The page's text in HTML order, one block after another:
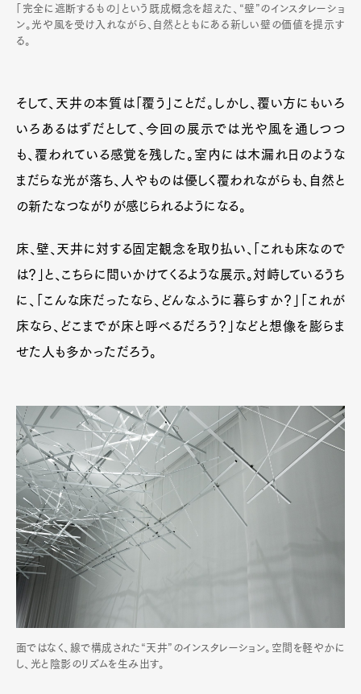
「完全に遮断するもの」という既成概念を超えた、“壁”のインスタレーショ
ン。光や風を受け入れながら、自然とともにある新しい壁の価値を提示す
る。
そして、天井の本質は「覆う」ことだ。しかし、覆い方にもいろ
いろあるはずだとして、今回の展示では光や風を通しつつ
も、覆われている感覚を残した。室内には木漏れ日のような
まだらな光が落ち、人やものは優しく覆われながらも、自然と
の新たなつながりが感じられるようになる。
床、壁、天井に対する固定観念を取り払い、「これも床なので
は？」と、こちらに問いかけてくるような展示。対峙しているうち
に、「こんな床だったなら、どんなふうに暮らすか？」「これが
床なら、どこまでが床と呼べるだろう？」などと想像を膨らま
せた人も多かっただろう。
面ではなく、線で構成された“天井”のインスタレーション。空間を軽やかに
し、光と陰影のリズムを生み出す。